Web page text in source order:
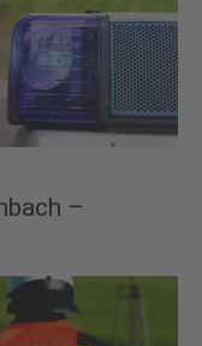
–